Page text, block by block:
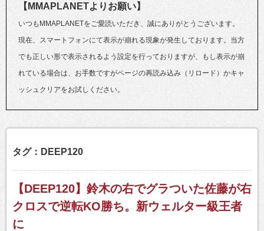
【MMAPLANETよりお願い】
いつもMMAPLANETをご愛読いただき、誠にありがとうございます。
現在、スマートフォンにて表示が崩れる現象が発生しております。当方
でも正しい形で表示されるよう設定を行っておりますが、もし表示が崩
れている場合は、お手数ですがページの再読み込み（リロード）かキャ
ッシュクリアをお試しください。
タグ：DEEP120
【DEEP120】鈴木の右でグラついた佐藤が右
クロスで逆転KO勝ち。新ウェルター級王者
に